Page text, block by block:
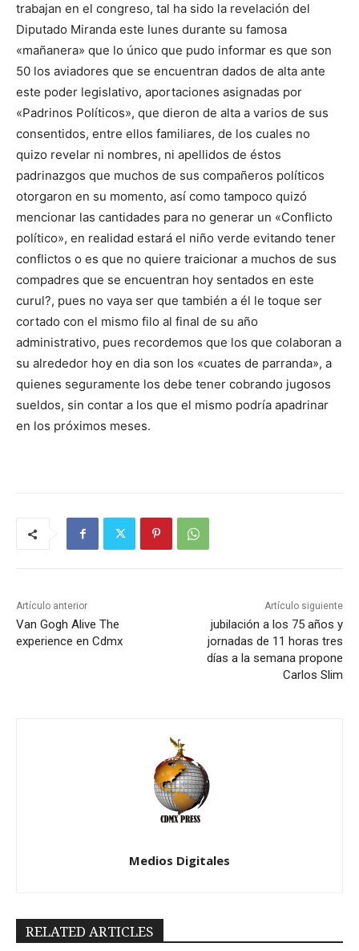
trabajan en el congreso, tal ha sido la revelación del
Diputado Miranda este lunes durante su famosa
«mañanera» que lo único que pudo informar es que son
50 los aviadores que se encuentran dados de alta ante
este poder legislativo, aportaciones asignadas por
«Padrinos Políticos», que dieron de alta a varios de sus
consentidos, entre ellos familiares, de los cuales no
quizo revelar ni nombres, ni apellidos de éstos
padrinazgos que muchos de sus compañeros políticos
otorgaron en su momento, así como tampoco quizó
mencionar las cantidades para no generar un «Conflicto
político», en realidad estará el niño verde evitando tener
conflictos o es que no quiere traicionar a muchos de sus
compadres que se encuentran hoy sentados en este
curul?, pues no vaya ser que también a él le toque ser
cortado con el mismo filo al final de su año
administrativo, pues recordemos que los que colaboran a
su alrededor hoy en dia son los «cuates de parranda», a
quienes seguramente los debe tener cobrando jugosos
sueldos, sin contar a los que el mismo podría apadrinar
en los próximos meses.
Artículo anterior
Van Gogh Alive The
experience en Cdmx
Artículo siguiente
jubilación a los 75 años y
jornadas de 11 horas tres
días a la semana propone
Carlos Slim
Medios Digitales
RELATED ARTICLES